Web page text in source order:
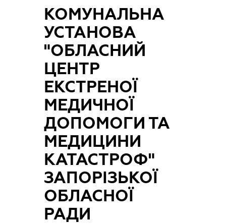
КОМУНАЛЬНА
УСТАНОВА
"ОБЛАСНИЙ
ЦЕНТР
ЕКСТРЕНОЇ
МЕДИЧНОЇ
ДОПОМОГИ ТА
МЕДИЦИНИ
КАТАСТРОФ"
ЗАПОРІЗЬКОЇ
ОБЛАСНОЇ
РАДИ